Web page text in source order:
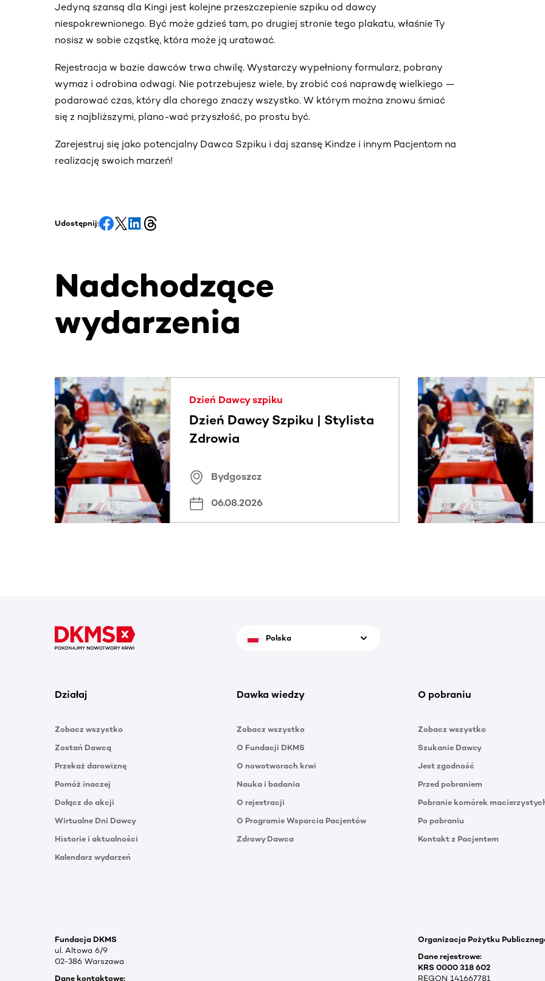
Jedyną szansą dla Kingi jest kolejne przeszczepienie szpiku od dawcy
niespokrewnionego. Być może gdzieś tam, po drugiej stronie tego plakatu, właśnie Ty
nosisz w sobie cząstkę, która może ją uratować.
Rejestracja w bazie dawców trwa chwilę. Wystarczy wypełniony formularz, pobrany
wymaz i odrobina odwagi. Nie potrzebujesz wiele, by zrobić coś naprawdę wielkiego —
podarować czas, który dla chorego znaczy wszystko. W którym można znowu śmiać
się z najbliższymi, plano-wać przyszłość, po prostu być.
Zarejestruj się jako potencjalny Dawca Szpiku i daj szansę Kindze i innym Pacjentom na
realizację swoich marzeń!
Udostępnij:
Nadchodzące
wydarzenia
Ta sekcja zawiera treści przewijane w poziomie. Użyj klawisza Tab lub przesuń palcem, aby zobaczyć
Dzień Dawcy szpiku
Dzień Dawcy Szpiku | Stylista
Zdrowia
Bydgoszcz
06.08.2026
Polska
Działaj
Zobacz wszystko
Zostań Dawcą
Przekaż darowiznę
Pomóż inaczej
Dołącz do akcji
Wirtualne Dni Dawcy
Historie i aktualności
Kalendarz wydarzeń
Dawka wiedzy
Zobacz wszystko
O Fundacji DKMS
O nowotworach krwi
Nauka i badania
O rejestracji
O Programie Wsparcia Pacjentów
Zdrowy Dawca
O pobraniu
Zobacz wszystko
Szukanie Dawcy
Jest zgodność
Przed pobraniem
Pobranie komórek
Po pobraniu
Kontakt z Pacjentem
Fundacja DKMS
ul. Altowa 6/9
02-386 Warszawa
Dane kontaktowe:
Organizacja Pożytku
Dane rejestrowe:
KRS 0000 318 602
REGON 141667781